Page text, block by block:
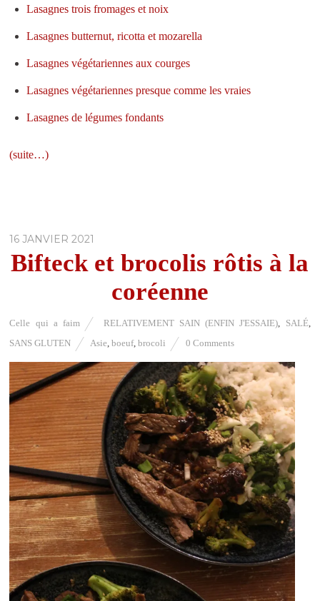
Lasagnes trois fromages et noix
Lasagnes butternut, ricotta et mozarella
Lasagnes végétariennes aux courges
Lasagnes végétariennes presque comme les vraies
Lasagnes de légumes fondants
(suite…)
16 JANVIER 2021
Bifteck et brocolis rôtis à la
coréenne
Celle qui a faim RELATIVEMENT SAIN (ENFIN J'ESSAIE) SALÉ,
SANS GLUTEN
Asie ,boeuf,brocoli 0 Comments